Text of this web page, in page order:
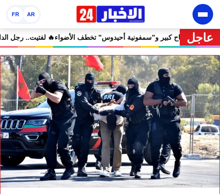
AR
FR
عاجل
الدولي يختتم دورته الثامنة بنجاح كبير و”سمفونية أحيدوس” تخطف